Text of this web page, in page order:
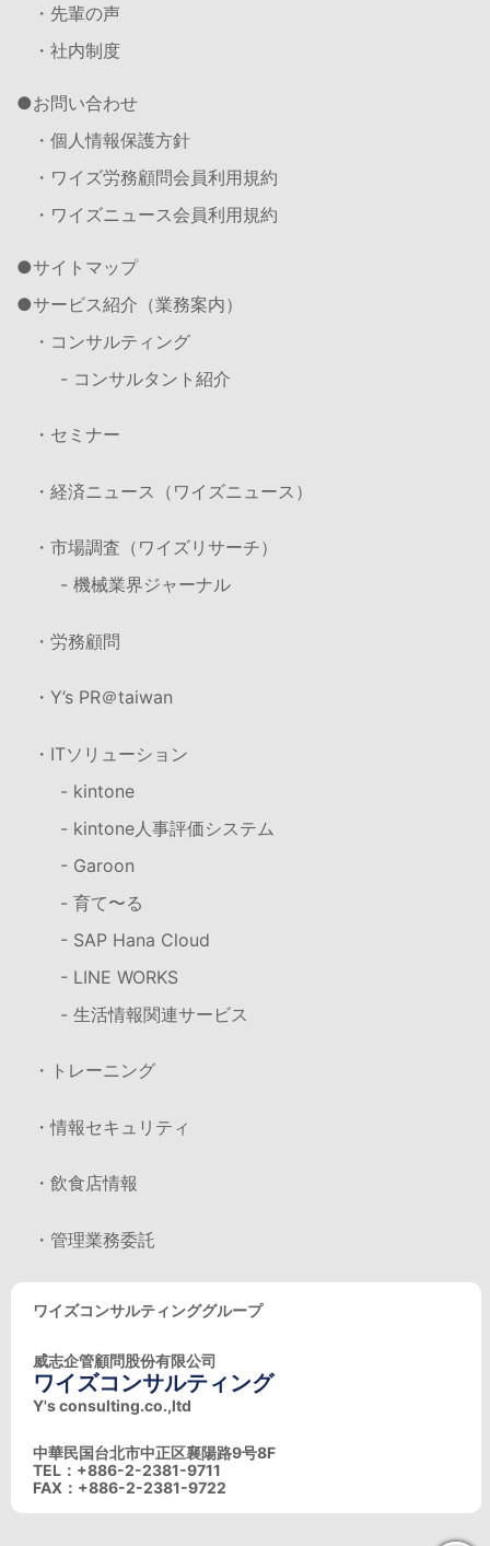
・先輩の声
・社内制度
お問い合わせ
・個人情報保護方針
・ワイズ労務顧問会員利用規約
・ワイズニュース会員利用規約
サイトマップ
サービス紹介（業務案内）
・コンサルティング
- コンサルタント紹介
・セミナー
・経済ニュース（ワイズニュース）
・市場調査（ワイズリサーチ）
- 機械業界ジャーナル
・労務顧問
・Y’s PR＠taiwan
・ITソリューション
- kintone
- kintone人事評価システム
- Garoon
- 育て〜る
- SAP Hana Cloud
- LINE WORKS
- 生活情報関連サービス
・トレーニング
・情報セキュリティ
・飲食店情報
・管理業務委託
ワイズコンサルティンググループ
威志企管顧問股份有限公司
ワイズコンサルティング
Y's consulting.co.,ltd
中華民国台北市中正区襄陽路9号8F
TEL：+886-2-2381-9711
FAX：+886-2-2381-9722